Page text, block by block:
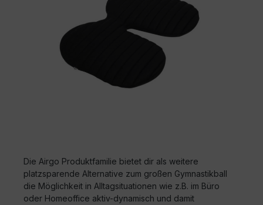
Die Airgo Produktfamilie bietet dir als weitere
platzsparende Alternative zum großen Gymnastikball
die Möglichkeit in Alltagsituationen wie z.B. im Büro
oder Homeoffice aktiv-dynamisch und damit